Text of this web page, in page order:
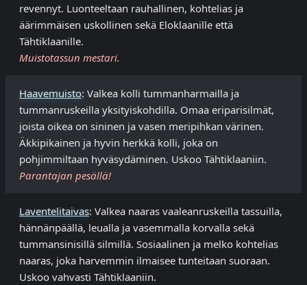
revennyt. Luonteeltaan rauhallinen, kohtelias ja
äärimmäisen uskollinen sekä Eloklaanille että
Tähtiklaanille.
Muistotassun mestari.
Haavemuisto: Valkea kolli tummanharmailla ja
tummanruskeilla yksityiskohdilla. Omaa eriparisilmät,
joista oikea on sininen ja vasen meripihkan värinen.
Äkkipikainen ja hyvin herkkä kolli, joka on
pohjimmiltaan hyväsydäminen. Uskoo Tähtiklaaniin.
Parantajan pesällä!
Laventelitaivas: Valkea naaras vaaleanruskeilla tassuilla,
hännänpäällä, leualla ja vasemmalla korvalla sekä
tummansinisillä silmillä. Sosiaalinen ja melko kohtelias
naaras, joka harvemmin ilmaisee tunteitaan suoraan.
Uskoo vahvasti Tähtiklaaniin.